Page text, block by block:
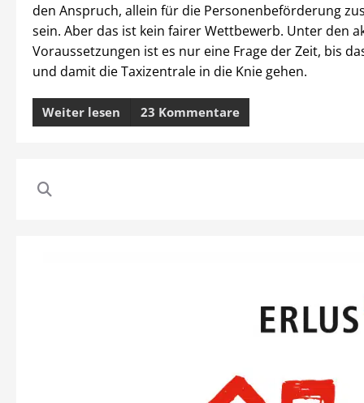
den Anspruch, allein für die Personenbeförderung
sein. Aber das ist kein fairer Wettbewerb. Unter den
Voraussetzungen ist es nur eine Frage der Zeit, bis
und damit die Taxizentrale in die Knie gehen.
Weiter lesen 23 Kommentare